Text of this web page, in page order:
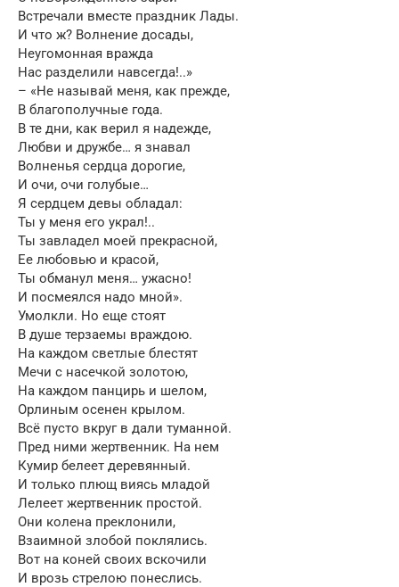
Встречали вместе праздник Лады.
И что ж? Волнение досады,
Неугомонная вражда
Нас разделили навсегда!..»
– «Не называй меня, как прежде,
В благополучные года.
В те дни, как верил я надежде,
Любви и дружбе… я знавал
Волненья сердца дорогие,
И очи, очи голубые…
Я сердцем девы обладал:
Ты у меня его украл!..
Ты завладел моей прекрасной,
Ее любовью и красой,
Ты обманул меня… ужасно!
И посмеялся надо мной».
Умолкли. Но еще стоят
В душе терзаемы враждою.
На каждом светлые блестят
Мечи с насечкой золотою,
На каждом панцирь и шелом,
Орлиным осенен крылом.
Всё пусто вкруг в дали туманной.
Пред ними жертвенник. На нем
Кумир белеет деревянный.
И только плющ виясь младой
Лелеет жертвенник простой.
Они колена преклонили,
Взаимной злобой поклялись.
Вот на коней своих вскочили
И врозь стрелою понеслись.